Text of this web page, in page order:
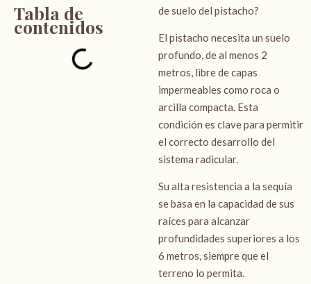
Tabla de
contenidos
de suelo del pistacho?
El pistacho necesita un suelo
profundo, de al menos 2
metros, libre de capas
impermeables como roca o
arcilla compacta. Esta
condición es clave para permitir
el correcto desarrollo del
sistema radicular.
Su alta resistencia a la sequía
se basa en la capacidad de sus
raíces para alcanzar
profundidades superiores a los
6 metros, siempre que el
terreno lo permita.